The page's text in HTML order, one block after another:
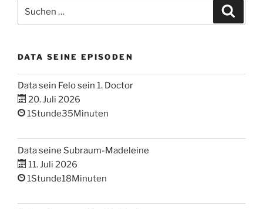
nach:
DATA SEINE EPISODEN
Data sein Felo sein 1. Doctor
20. Juli 2026
1Stunde35Minuten
Data seine Subraum-Madeleine
11. Juli 2026
1Stunde18Minuten